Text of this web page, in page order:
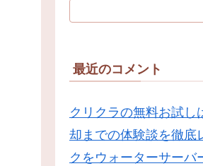
最近のコメント
クリクラの無料お試し
却までの体験談を徹底
クをウォーターサーバ